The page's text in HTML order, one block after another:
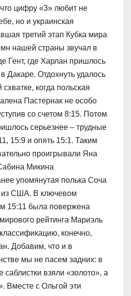
цифру «3» любит не
но и украинская
третий этап Кубка мира
нашей страны звучал в
Гент, где Харлан пришлось
Дакаре. Отдохнуть удалось
когда польская
Пастернак не особо
со счетом 8:15. Потом
серьезнее – трудные
15:9 и опять 15:1. Таким
проигрывали Яна
Микина
упомянутая полька Соча
из США. В ключевом
15:11 была повержена
рейтинга Мариэль
конечно,
Добавим, что и в
мы не пасем задних: в
саблистки взяли «золото», а
Вместе с Ольгой эти